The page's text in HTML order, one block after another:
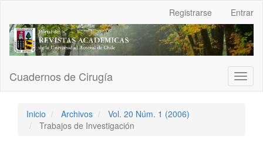
Contenido
principal
Barra
Registrarse Entrar
Cuadernos de Cirugía
Inicio Archivos
Vol. 20 Núm. 1 (2006)
Trabajos de Investigación